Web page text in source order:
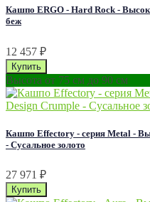
Кашпо ERGO - Hard Rock -
беж
12 457 ₽
Высота от 75 см до 90 см
Кашпо Effectory - серия Metal -
- Сусальное золото
27 971 ₽